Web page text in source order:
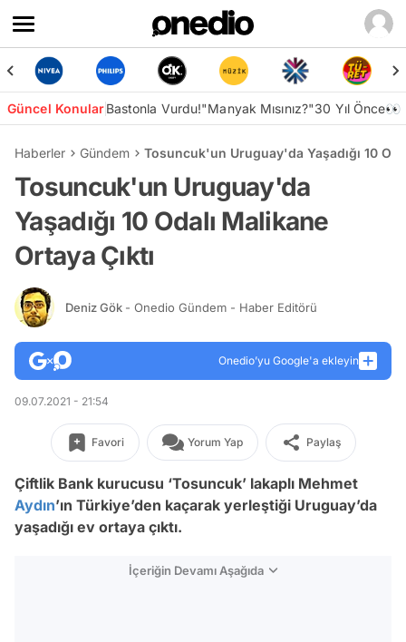
Güncel KonularBastonla Vurdu!"Manyak Mısınız?"30 Yıl Önce👀
Haberler Gündem Tosuncuk'un Uruguay'da Yaşadığı 10
Tosuncuk'un Uruguay'da
Yaşadığı 10 Odalı Malikane
Ortaya Çıktı
Deniz Gök - Onedio Gündem - Haber Editörü
Onedio’yu Google'a ekleyin
09.07.2021 - 21:54
Favori Yorum Yap Paylaş
Çiftlik Bank kurucusu ‘Tosuncuk’ lakaplı Mehmet
Aydın’ın Türkiye’den kaçarak yerleştiği Uruguay’da
yaşadığı ev ortaya çıktı.
İçeriğin Devamı Aşağıda